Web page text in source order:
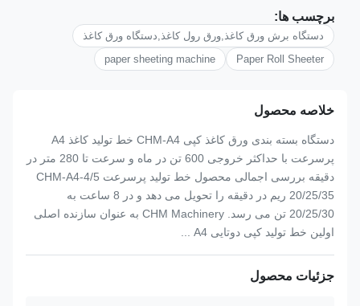
برچسب ها:
دستگاه برش ورق کاغذ,ورق رول کاغذ,دستگاه ورق کاغذ
Paper Roll Sheeter
paper sheeting machine
خلاصه محصول
دستگاه بسته بندی ورق کاغذ کپی CHM-A4 خط تولید کاغذ A4
پرسرعت با حداکثر خروجی 600 تن در ماه و سرعت تا 280 متر در
دقیقه بررسی اجمالی محصول خط تولید پرسرعت CHM-A4-4/5
20/25/35 ریم در دقیقه را تحویل می دهد و در 8 ساعت به
20/25/30 تن می رسد. CHM Machinery به عنوان سازنده اصلی
اولین خط تولید کپی دوتایی A4 ...
جزئیات محصول